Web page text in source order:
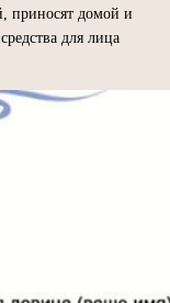
приносят домой и
для лица